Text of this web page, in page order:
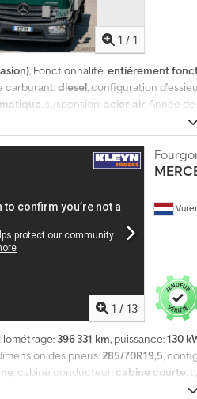
1 / 1
, Fonctionnalité:entièrement
carburant:diesel, configuration
, suspension: acier-air, Année
airbag, climatisation, contrôle
régulateur de vitesse,
1 / 13
396 331 km, puissance:130
des pneus:285/70R19,5,
, cabine conducteur: cabine courte,
, nombre de